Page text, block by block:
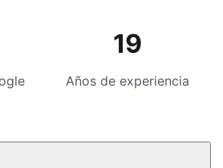
19
Años de experiencia